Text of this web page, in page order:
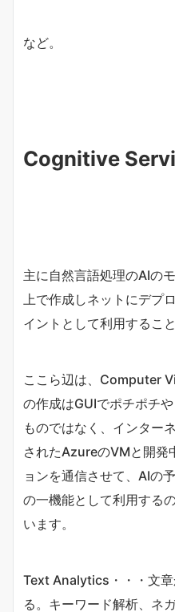
など。
Cognitive
主に自然言語処理のAIの
上で作成しネットにデプ
イントとして利用するこ
ここら辺は、Computer
の作成はGUIでポチポチ
ものではなく、インター
されたAzureのVMと開発
ョンを通信させて、AIの
の一機能として利用する
います。
Text Analytics・・・文
る。キーワード解析、ネ